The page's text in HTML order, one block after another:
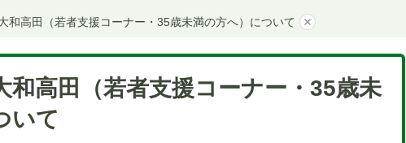
和高田（若者支援コーナー・35歳未満の方へ）について
和高田（若者支援コーナー・35歳未
いて